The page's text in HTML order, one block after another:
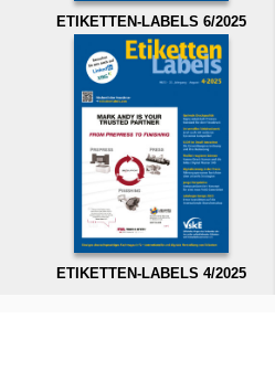
ETIKETTEN-LABELS 6/2025
ETIKETTEN-LABELS 4/2025